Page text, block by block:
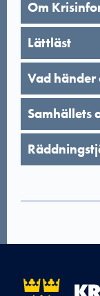
Om
Lättläst
Vad händer
Samhällets